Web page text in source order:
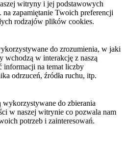
witryny i jej podstawowych
zapamiętanie Twoich preferencji
rodzajów plików cookies.
do zrozumienia, w jaki
wchodzą w interakcję z naszą
informacji na temat liczby
odrzuceń, źródła ruchu, itp.
do zbierania
w naszej witrynie co pozwala nam
potrzeb i zainteresowań.